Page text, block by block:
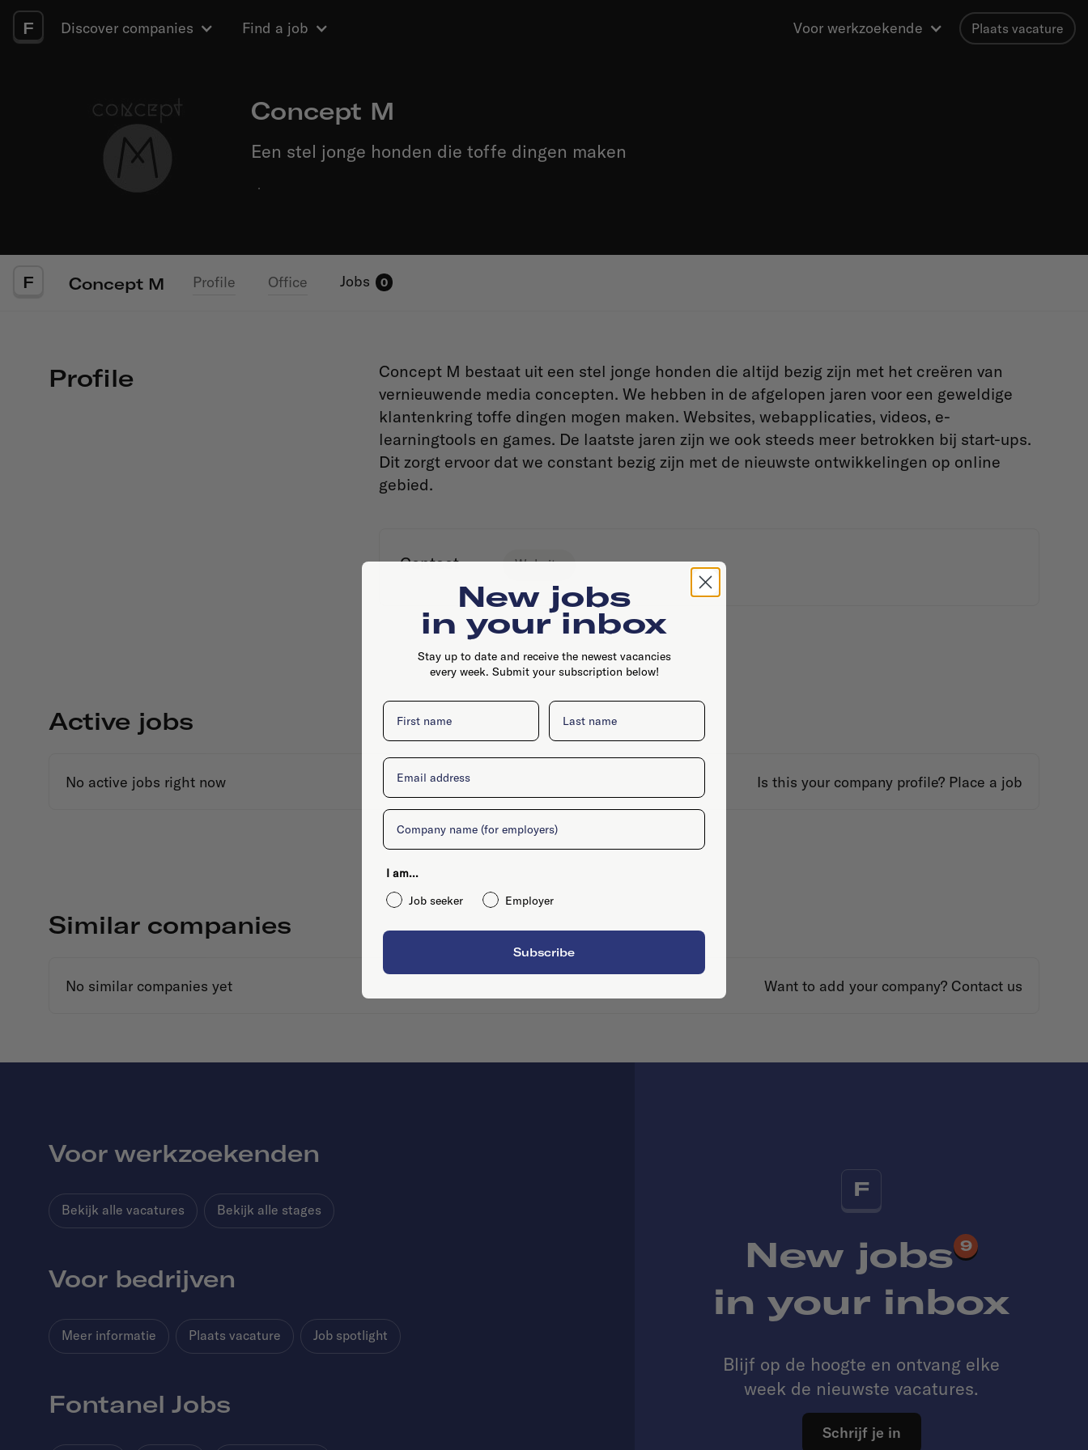
F Discover companies Find a job Voor werkzoekende Plaats vacature
Concept M
Een stel jonge honden die toffe dingen maken
·
F Concept M Profile Office Jobs 0
Profile
Concept M bestaat uit een stel jonge honden die altijd bezig zijn met het creëren van
vernieuwende media concepten. We hebben in de afgelopen jaren voor een geweldige
klantenkring toffe dingen mogen maken. Websites, webapplicaties, videos, e-
learningtools en games. De laatste jaren zijn we ook steeds meer betrokken bij start-ups.
Dit zorgt ervoor dat we constant bezig zijn met de nieuwste ontwikkelingen op online
gebied.
Contact Website
Active jobs
No active jobs right now Is this your company profile? Place a job
Similar companies
No similar companies yet Want to add your company? Contact us
F
New jobs 9
in your inbox
Blijf op de hoogte en ontvang elke
week de nieuwste vacatures.
Schrijf je in
Voor werkzoekenden
Bekijk alle vacatures Bekijk alle stages
Voor bedrijven
Meer informatie Plaats vacature Job spotlight
Fontanel Jobs
New jobs
in your inbox
Stay up to date and receive the newest vacancies
every week. Submit your subscription below!
First name Last name
Email
Company
I am...
Job seeker
Employer
Subscribe